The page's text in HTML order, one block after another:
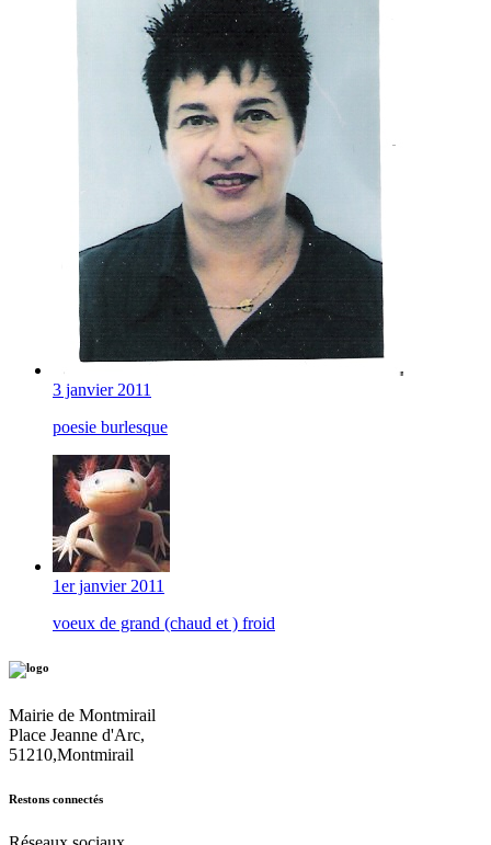
3 janvier 2011
poesie burlesque
1er janvier 2011
voeux de grand (chaud et ) froid
Mairie de Montmirail
Place Jeanne d'Arc,
51210,Montmirail
Restons connectés